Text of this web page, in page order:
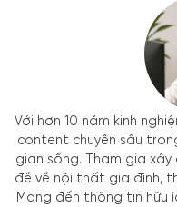
Với hơn 10 năm kinh
content chuyên sâu
gian sống. Tham gia
đề về nội thất gia đình,
Mang đến thông tin hữu